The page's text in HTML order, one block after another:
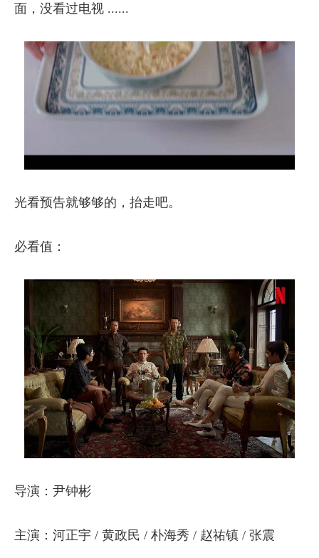
面，没看过电视 ......
光看预告就够够的，抬走吧。
必看值：
导演：尹钟彬
主演：河正宇 / 黄政民 / 朴海秀 / 赵祐镇 / 张震